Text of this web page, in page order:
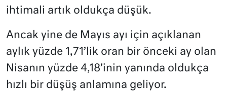
ihtimali artık oldukça düşük.
Ancak yine de Mayıs ayı için açıklanan
aylık yüzde 1,71’lik oran bir önceki ay olan
Nisanın yüzde 4,18’inin yanında oldukça
hızlı bir düşüş anlamına geliyor.